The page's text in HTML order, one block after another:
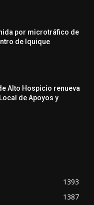
por microtráfico de
de Iquique
Alto Hospicio renueva
de Apoyos y
1393
1387